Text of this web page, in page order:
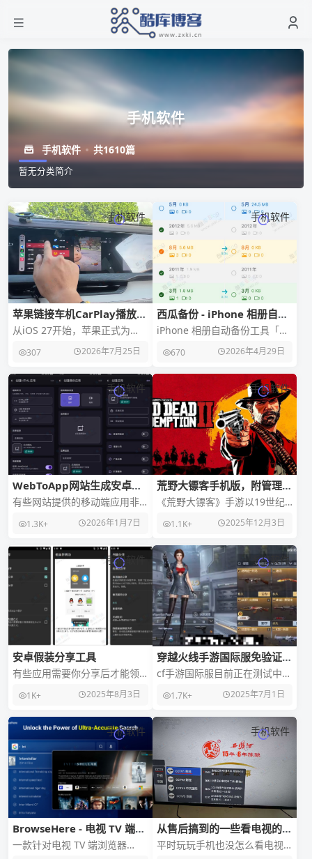
手机软件
手机软件 共1610篇
暂无分类简介
手机软件
苹果链接车机CarPlay播放视
频软件
从iOS 27开始，苹果正式为
CarPlay引入了原生视频播放功
能，这是目前最理想、最安全
307 2026年7月25日
手机软件
西瓜备份 - iPhone 相册自动
备份工具
iPhone 相册自动备份工具「西
瓜备份」目前限免截止 2026 年
4 月 30 日。据介绍「西瓜
670 2026年4月29日
手机软件
WebToApp网站生成安卓应
用，支持去除广告、功能扩
展、AI 支持
有些网站提供的移动端应用非
功能，那么如何打造轻量级纯
1.3K+ 2026年1月7日
手机软件
荒野大镖客手机版，附管理器
及安装教程
《荒野大镖客》手游以19世纪
开放世界冒险体验。玩家可化
1.1K+ 2025年12月3日
手机软件
安卓假装分享工具
有些应用需要你分享后才能领
分享。如果你懒得分享的话，
1K+ 2025年8月3日
手机软件
穿越火线手游国际服免验证不
闪退安装包
cf手游国际服目前正在测试中而
永久的英雄级武器，今天分享
1.7K+ 2025年7月1日
手机软件
BrowseHere - 电视 TV 端浏
览器
一款针对电视 TV 端浏览器
手机软件
从售后搞到的一些看电视的
app
平时玩玩手机也没怎么看电视